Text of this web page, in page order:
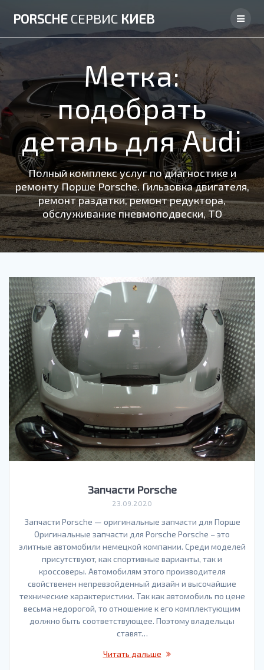
to
content
PORSCHE СЕРВИС КИЕВ
Метка:
подобрать
деталь для Audi
Полный комплекс услуг по диагностике и
ремонту Порше Porsche. Гильзовка двигателя,
ремонт раздатки, ремонт редуктора,
обслуживание пневмоподвески, ТО
Запчасти Porsche
23.09.2020
Запчасти Porsche — оригинальные запчасти для Порше
Оригинальные запчасти для Porsche Porsche – это
элитные автомобили немецкой компании. Среди моделей
присутствуют, как спортивные варианты, так и
кроссоверы. Автомобилям этого производителя
свойственен непревзойденный дизайн и высочайшие
технические характеристики. Так как автомобиль по цене
весьма недорогой, то отношение к его комплектующим
должно быть соответствующее. Поэтому владельцы
ставят…
Читать дальше